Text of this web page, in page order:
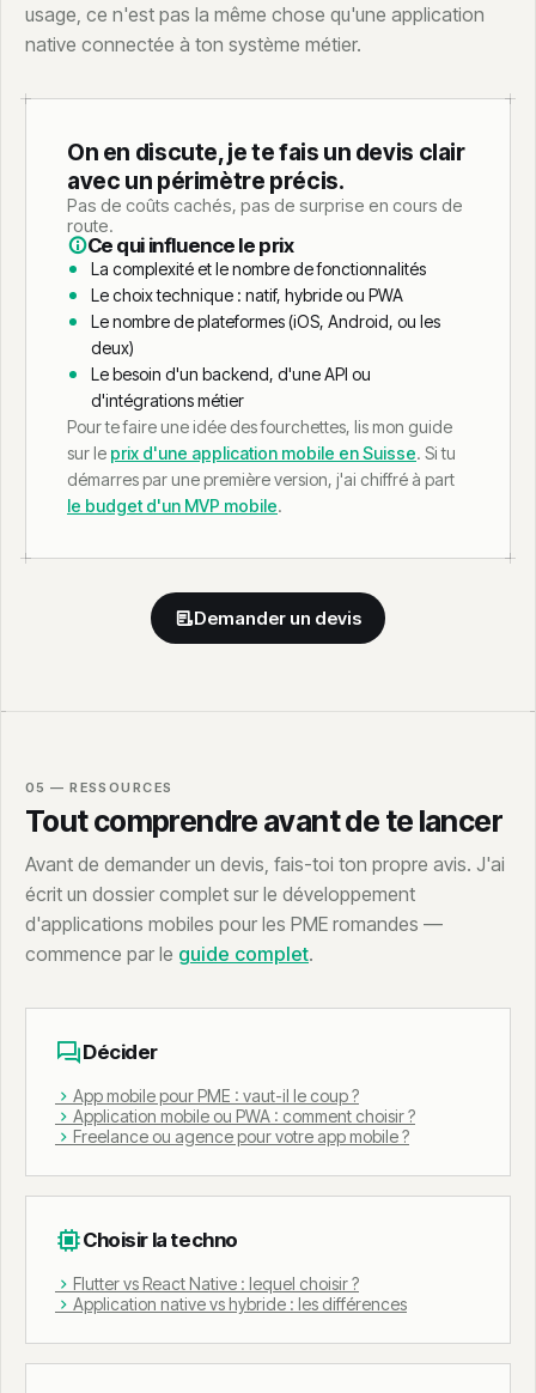
usage, ce n'est pas la même chose qu'une application
native connectée à ton système métier.
On en discute, je te fais un devis clair
avec un périmètre précis.
Pas de coûts cachés, pas de surprise en cours de
route.
Ce qui influence le prix
La complexité et le nombre de fonctionnalités
Le choix technique : natif, hybride ou PWA
Le nombre de plateformes (iOS, Android, ou les
deux)
Le besoin d'un backend, d'une API ou
d'intégrations métier
Pour te faire une idée des fourchettes, lis mon guide
sur le prix d'une application mobile en Suisse. Si tu
démarres par une première version, j'ai chiffré à part
le budget d'un MVP mobile.
Demander un devis
05 — RESSOURCES
Tout comprendre avant de te lancer
Avant de demander un devis, fais-toi ton propre avis. J'ai
écrit un dossier complet sur le développement
d'applications mobiles pour les PME romandes —
commence par le guide complet.
Décider
App mobile pour PME : vaut-il le coup ?
Application mobile ou PWA : comment choisir ?
Freelance ou agence pour votre app mobile ?
Choisir la techno
Flutter vs React Native : lequel choisir ?
Application native vs hybride : les différences